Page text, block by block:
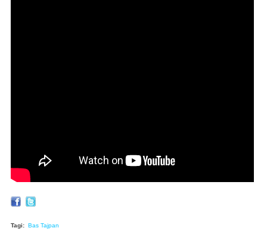
Tagi: Bas Tajpan